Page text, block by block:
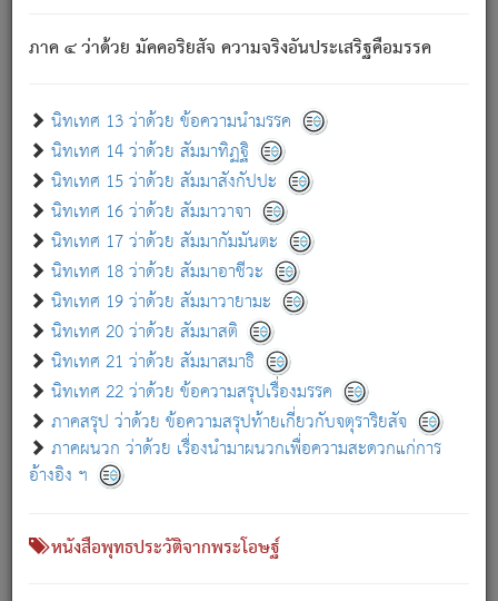
ภาค ๔ ว่าด้วย มัคคอริยสัจ ความจริงอันประเสริฐคือมรรค
นิทเทศ 13 ว่าด้วย ข้อความนำมรรค
นิทเทศ 14 ว่าด้วย สัมมาทิฏฐิ
นิทเทศ 15 ว่าด้วย สัมมาสังกัปปะ
นิทเทศ 16 ว่าด้วย สัมมาวาจา
นิทเทศ 17 ว่าด้วย สัมมากัมมันตะ
นิทเทศ 18 ว่าด้วย สัมมาอาชีวะ
นิทเทศ 19 ว่าด้วย สัมมาวายามะ
นิทเทศ 20 ว่าด้วย สัมมาสติ
นิทเทศ 21 ว่าด้วย สัมมาสมาธิ
นิทเทศ 22 ว่าด้วย ข้อความสรุปเรื่องมรรค
ภาคสรุป ว่าด้วย ข้อความสรุปท้ายเกี่ยวกับจตุราริยสัจ
ภาคผนวก ว่าด้วย เรื่องนำมาผนวกเพื่อความสะดวกแก่การ
อ้างอิง ฯ
หนังสือพุทธประวัติจากพระโอษฐ์
เกี่ยวกับธรรมโฆษณ์ออนไลน์ (Disclaimer)
แม้ระบบ "ธรรมโฆษณ์ออนไลน์" พยายามปรับปรุงข้อมูลให้ถูกต้องมากที่สุด
ผู้ศึกษาก็พึงตรวจสอบกับตัวเล่มหนังสือต้นฉบับ ที่มีการพิมพ์ครั้งล่าสุด
ก่อนนำข้อมูลไปใช้ในการอ้างอิง"
เกี่ยวกับอัตถจารี|เกี่ยวกับการพัฒนา|แจ้งข้อผิดพลาด / แนะนำ
หนังสือที่เกี่ยวข้อง